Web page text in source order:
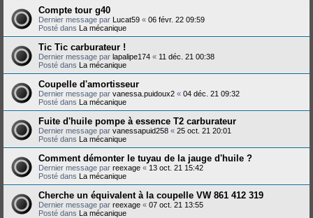
Compte tour g40
Dernier message par Lucat59 « 06 févr. 22 09:59
Posté dans La mécanique
Tic Tic carburateur !
Dernier message par lapalipe174 « 11 déc. 21 00:38
Posté dans La mécanique
Coupelle d'amortisseur
Dernier message par vanessa.puidoux2 « 04 déc. 21 09:32
Posté dans La mécanique
Fuite d'huile pompe à essence T2 carburateur
Dernier message par vanessapuid258 « 25 oct. 21 20:01
Posté dans La mécanique
Comment démonter le tuyau de la jauge d'huile ?
Dernier message par reexage « 13 oct. 21 15:42
Posté dans La mécanique
Cherche un équivalent à la coupelle VW 861 412 319
Dernier message par reexage « 07 oct. 21 13:55
Posté dans La mécanique